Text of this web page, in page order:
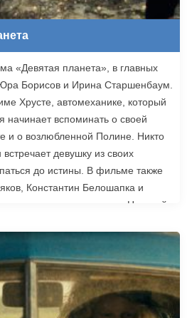
«Девятая планета», в главных
Борисов и Ирина Старшенбаум.
Хрусте, автомеханике, который
начинает вспоминать о своей
и о возлюбленной Полине. Никто
девушку из своих
до истины. В фильме также
Константин Белошапка и
картины выступил Николай
на 24 сентября.